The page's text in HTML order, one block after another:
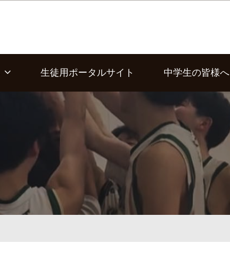
生徒用ポータルサイト 中学生の皆様へ